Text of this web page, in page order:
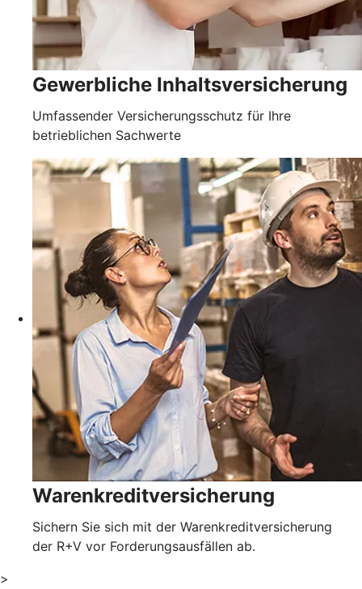
Gewerbliche Inhaltsversicherung
Umfassender Versicherungsschutz für Ihre
betrieblichen Sachwerte
Warenkreditversicherung
Sichern Sie sich mit der Warenkreditversicherung
der R+V vor Forderungsausfällen ab.
>